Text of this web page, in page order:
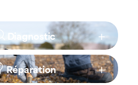
Diagnostic
Réparation